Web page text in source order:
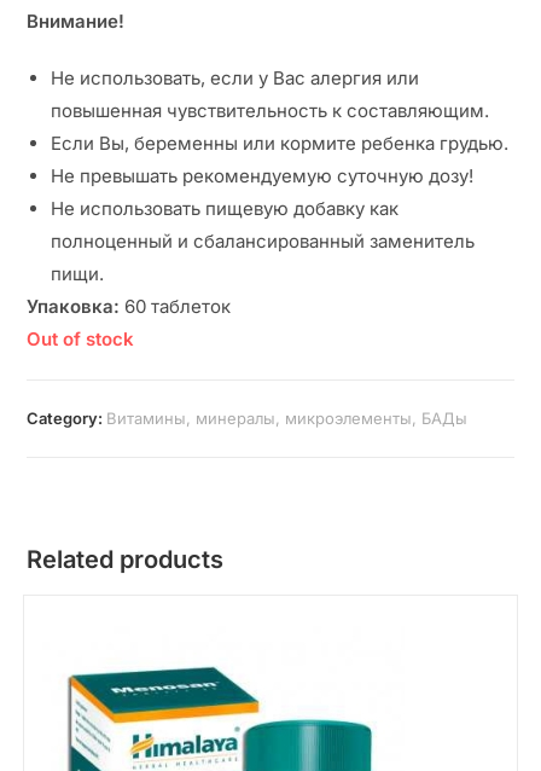
Внимание!
Не использовать, если у Вас алергия или
повышенная чувствительность к составляющим.
Если Вы, беременны или кормите ребенка грудью.
Не превышать рекомендуемую суточную дозу!
Не использовать пищевую добавку как
полноценный и сбалансированный заменитель
пищи.
Упаковка: 60 таблеток
Out of stock
Category: Витамины, минералы, микроэлементы, БАДы
Related products